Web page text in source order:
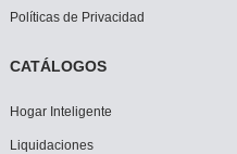
Políticas de Privacidad
CATÁLOGOS
Hogar Inteligente
Liquidaciones